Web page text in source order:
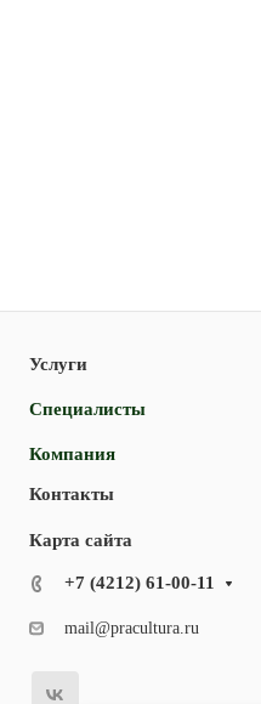
Услуги
Специалисты
Компания
Контакты
Карта сайта
+7 (4212) 61-00-11
mail@pracultura.ru